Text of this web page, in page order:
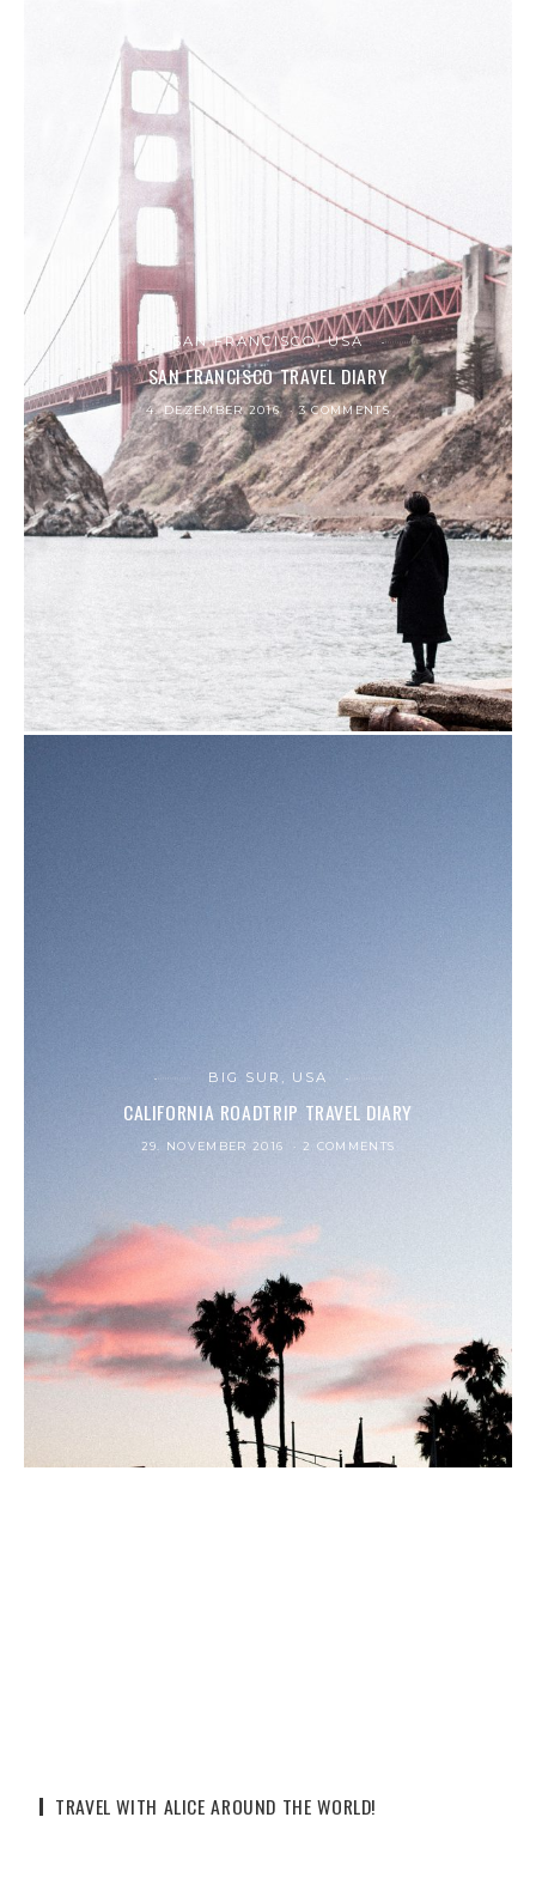
SAN FRANCISCO, USA
SAN FRANCISCO TRAVEL DIARY
4. DEZEMBER 2016 3 COMMENTS
BIG SUR, USA
CALIFORNIA ROADTRIP TRAVEL DIARY
29. NOVEMBER 2016 2 COMMENTS
TRAVEL WITH ALICE AROUND THE WORLD!